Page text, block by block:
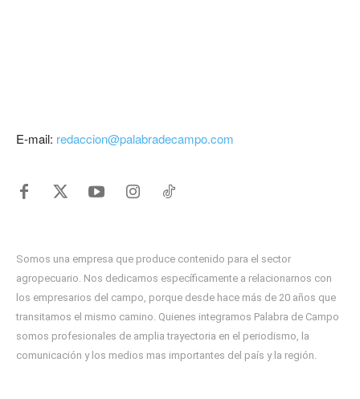
E-mail: redaccion@palabradecampo.com
Somos una empresa que produce contenido para el sector
agropecuario. Nos dedicamos específicamente a relacionarnos con
los empresarios del campo, porque desde hace más de 20 años que
transitamos el mismo camino. Quienes integramos Palabra de Campo
somos profesionales de amplia trayectoria en el periodismo, la
comunicación y los medios mas importantes del país y la región.